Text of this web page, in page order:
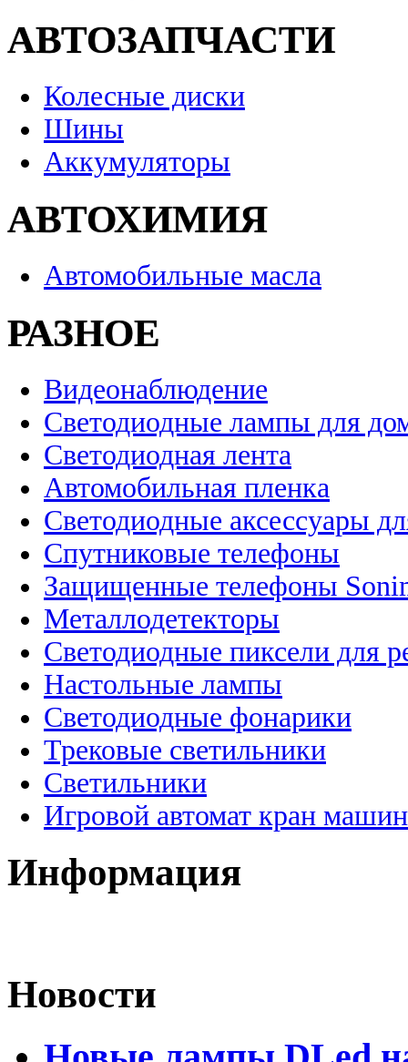
АВТОЗАПЧАСТИ
Колесные диски
Шины
Аккумуляторы
АВТОХИМИЯ
Автомобильные масла
РАЗНОЕ
Видеонаблюдение
Светодиодные лампы для
Светодиодная лента
Автомобильная пленка
Светодиодные аксессуары
Спутниковые телефоны
Защищенные телефоны
Металлодетекторы
Светодиодные пиксели для
Настольные лампы
Светодиодные фонарики
Трековые светильники
Светильники
Игровой автомат кран
Информация
Новости